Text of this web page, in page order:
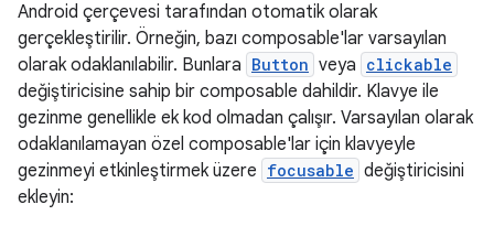
Android çerçevesi tarafından otomatik olarak
gerçekleştirilir. Örneğin, bazı composable'lar varsayılan
olarak odaklanılabilir. Bunlara Button veya clickable
değiştiricisine sahip bir composable dahildir. Klavye ile
gezinme genellikle ek kod olmadan çalışır. Varsayılan olarak
odaklanılamayan özel composable'lar için klavyeyle
gezinmeyi etkinleştirmek üzere focusable değiştiricisini
ekleyin: